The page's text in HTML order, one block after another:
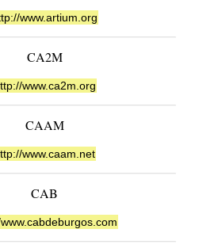
www.artium.org
CA2M
www.ca2m.org
CAAM
www.caam.net
CAB